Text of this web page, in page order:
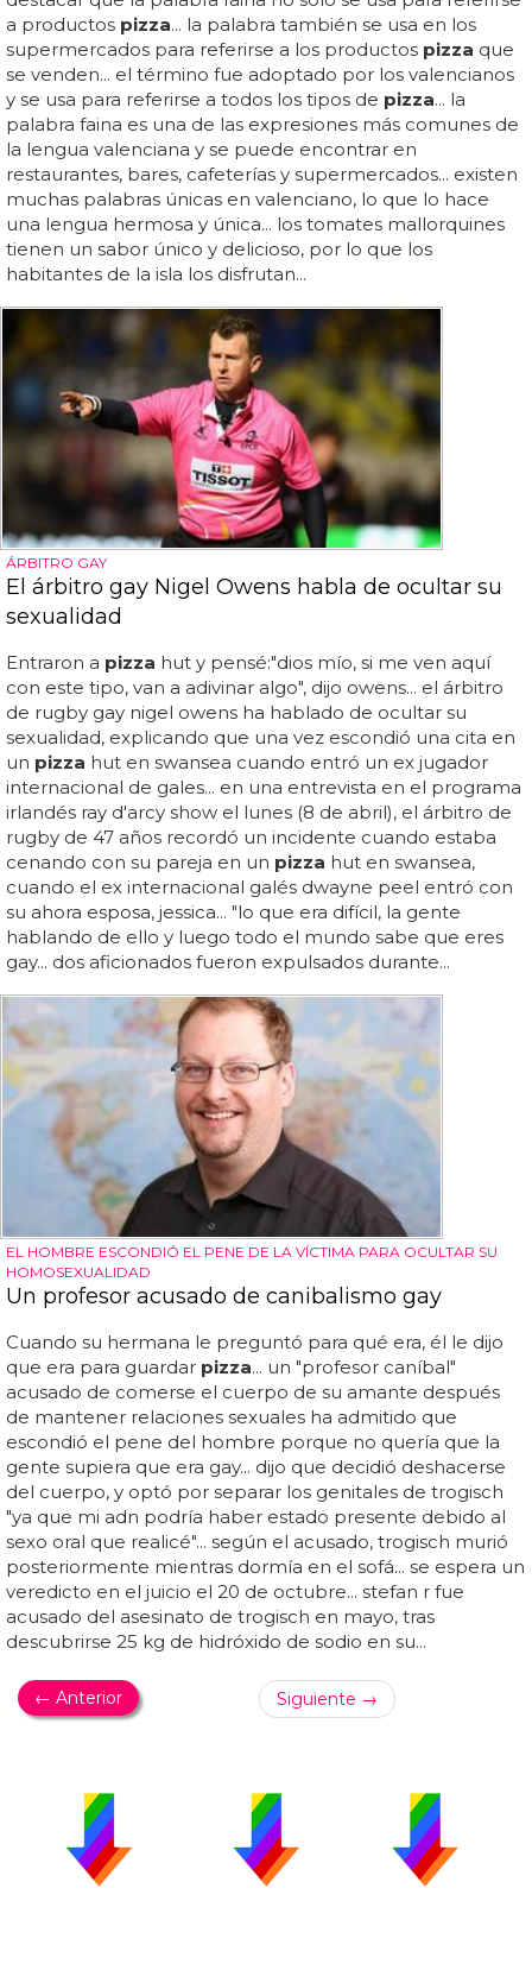
a productos pizza... la palabra también se usa en los
supermercados para referirse a los productos pizza que
se venden... el término fue adoptado por los valencianos
y se usa para referirse a todos los tipos de pizza... la
palabra faina es una de las expresiones más comunes de
la lengua valenciana y se puede encontrar en
restaurantes, bares, cafeterías y supermercados... existen
muchas palabras únicas en valenciano, lo que lo hace
una lengua hermosa y única... los tomates mallorquines
tienen un sabor único y delicioso, por lo que los
habitantes de la isla los disfrutan...
ÁRBITRO GAY
El árbitro gay Nigel Owens habla de ocultar su
sexualidad
Entraron a pizza hut y pensé:"dios mío, si me ven aquí
con este tipo, van a adivinar algo", dijo owens... el árbitro
de rugby gay nigel owens ha hablado de ocultar su
sexualidad, explicando que una vez escondió una cita en
un pizza hut en swansea cuando entró un ex jugador
internacional de gales... en una entrevista en el programa
irlandés ray d'arcy show el lunes (8 de abril), el árbitro de
rugby de 47 años recordó un incidente cuando estaba
cenando con su pareja en un pizza hut en swansea,
cuando el ex internacional galés dwayne peel entró con
su ahora esposa, jessica... "lo que era difícil, la gente
hablando de ello y luego todo el mundo sabe que eres
gay... dos aficionados fueron expulsados durante...
EL HOMBRE ESCONDIÓ EL PENE DE LA VÍCTIMA PARA OCULTAR SU
HOMOSEXUALIDAD
Un profesor acusado de canibalismo gay
Cuando su hermana le preguntó para qué era, él le dijo
que era para guardar pizza... un "profesor caníbal"
acusado de comerse el cuerpo de su amante después
de mantener relaciones sexuales ha admitido que
escondió el pene del hombre porque no quería que la
gente supiera que era gay... dijo que decidió deshacerse
del cuerpo, y optó por separar los genitales de trogisch
"ya que mi adn podría haber estado presente debido al
sexo oral que realicé"... según el acusado, trogisch murió
posteriormente mientras dormía en el sofá... se espera un
veredicto en el juicio el 20 de octubre... stefan r fue
acusado del asesinato de trogisch en mayo, tras
descubrirse 25 kg de hidróxido de sodio en su...
← Anterior Siguiente →